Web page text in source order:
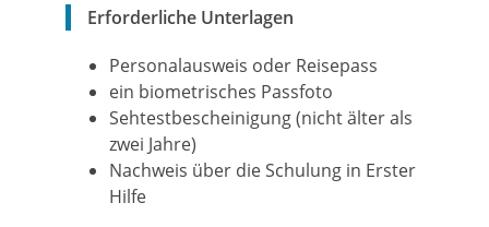
Erforderliche Unterlagen
Personalausweis oder Reisepass
ein biometrisches Passfoto
Sehtestbescheinigung (nicht älter als
zwei Jahre)
Nachweis über die Schulung in Erster
Hilfe